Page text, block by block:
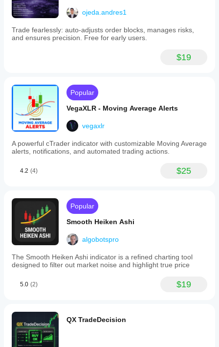
kebarangkalian. Apabila
anda tahu anda mempunyai sokongan dari pelbagai
utama untuk menghapuskan bunyi, mengurangkan
tekanan, dan melaksanakan kemasukan dengan
Sertai era baru analisis teknikal. Jadikan Nexus
keadaan
pasaran.
dengan
strategi anda.
ojeda.andres1
Trade fearlessly: auto-adjusts order blocks, manages risks,
and ensures precision. Free for early users.
$19
Popular
VegaXLR - Moving Average Alerts
vegaxlr
A powerful cTrader indicator with customizable Moving Average
alerts, notifications, and automated trading actions.
4.2 (4) $25
Popular
Smooth Heiken Ashi
algobotspro
The Smooth Heiken Ashi indicator is a refined charting tool
designed to filter out market noise and highlight true price
5.0 (2) $19
QX TradeDecision